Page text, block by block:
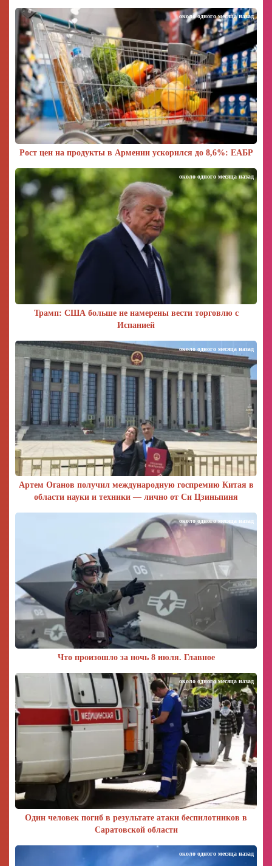
Рост цен на продукты в Армении ускорился до 8,6%: ЕАБР
около одного месяца назад
Трамп: США больше не намерены вести торговлю с
Испанией
около одного месяца назад
Артем Оганов получил международную госпремию Китая в
области науки и техники — лично от Си Цзиньпиня
около одного месяца назад
Что произошло за ночь 8 июля. Главное
около одного месяца назад
Один человек погиб в результате атаки беспилотников в
Саратовской области
около одного месяца назад
около одного месяца назад